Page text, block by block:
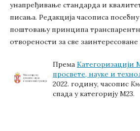
унапређивање стандарда и
писања. Редакција часописа
поштовању принципа
отворености за све заинтересоване
Према Категоризацији
просвете, науке и
2022. годину, часопис
спада у категорију М23.